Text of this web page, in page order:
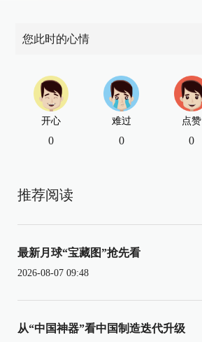
您此时的心情
开心
0
难过
0
点赞
0
推荐阅读
最新月球“宝藏图”抢先看
2026-08-07 09:48
从“中国神器”看中国制造迭代升级